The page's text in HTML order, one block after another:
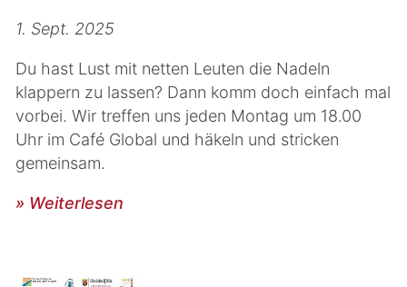
1. Sept. 2025
Du hast Lust mit netten Leuten die Nadeln
klappern zu lassen? Dann komm doch einfach mal
vorbei. Wir treffen uns jeden Montag um 18.00
Uhr im Café Global und häkeln und stricken
gemeinsam.
» Weiterlesen